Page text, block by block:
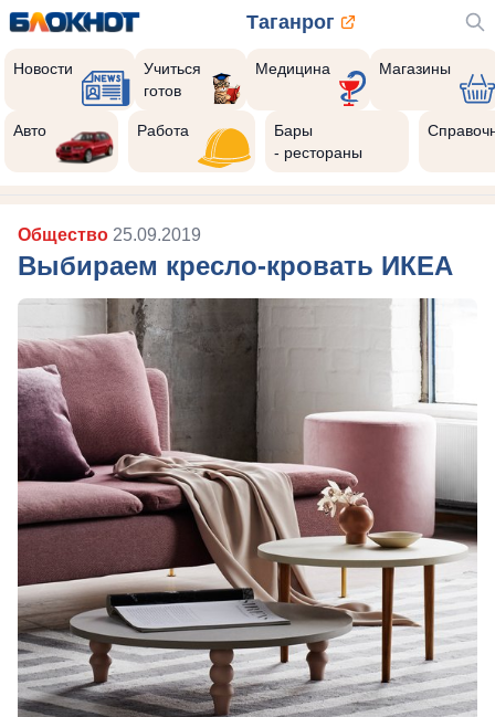
Таганрог
Новости
Учиться
готов
Медицина Магазины
Авто Работа
Бары
- рестораны
Общество 25.09.2019
Выбираем кресло-кровать ИКЕА